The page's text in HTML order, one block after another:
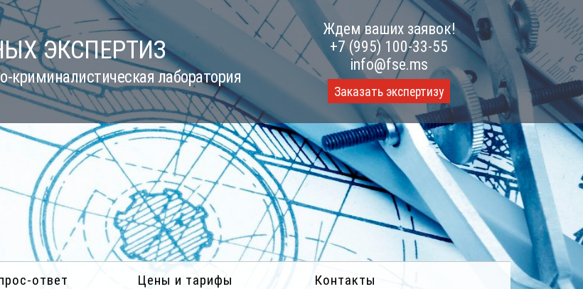
ЭКСПЕРТИЗ
криминалистическая лаборатория
Ждем ваших заявок!
+7 (995) 100-33-55
info@fse.ms
Заказать экспертизу
ответ Цены и тарифы Контакты